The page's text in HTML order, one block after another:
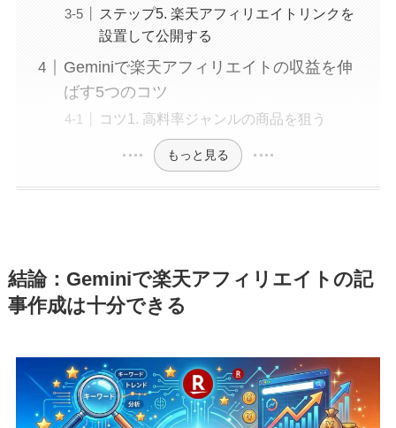
ステップ5. 楽天アフィリエイトリンクを
設置して公開する
Geminiで楽天アフィリエイトの収益を伸
ばす5つのコツ
コツ1. 高料率ジャンルの商品を狙う
もっと見る
結論：Geminiで楽天アフィリエイトの記
事作成は十分できる